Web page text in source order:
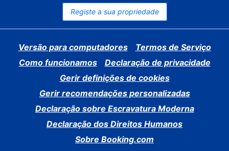
Registe a sua propriedade
Versão para computadores
Termos de Serviço
Como funcionamos
Declaração de privacidade
Gerir definições de cookies
Gerir recomendações personalizadas
Declaração sobre Escravatura Moderna
Declaração dos Direitos Humanos
Sobre Booking.com